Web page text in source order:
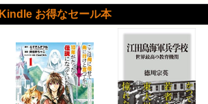
Kindle お得なセール本